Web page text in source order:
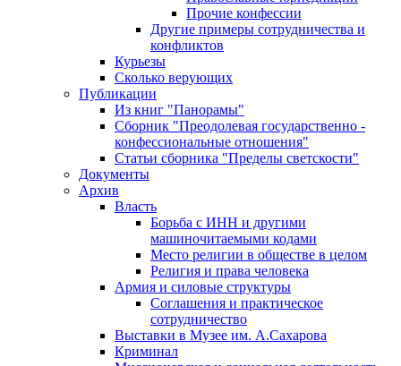
Прочие конфессии
Другие примеры сотрудничества и
конфликтов
Курьезы
Сколько верующих
Публикации
Из книг "Панорамы"
Сборник "Преодолевая государственно -
конфессиональные отношения"
Статьи сборника "Пределы светскости"
Документы
Архив
Власть
Борьба с ИНН и другими
машиночитаемыми кодами
Место религии в обществе в целом
Религия и права человека
Армия и силовые структуры
Соглашения и практическое
сотрудничество
Выставки в Музее им. А.Сахарова
Криминал